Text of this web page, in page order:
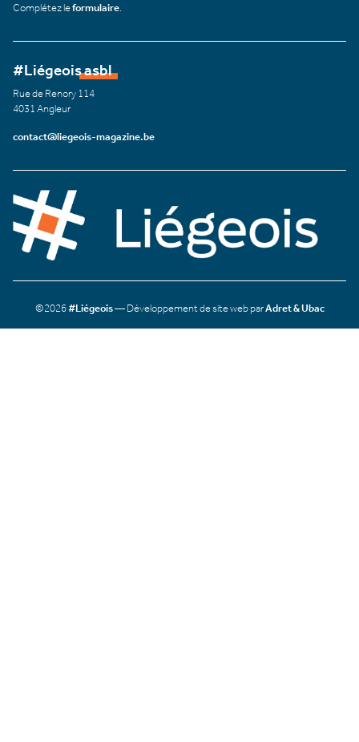
Complétez leformulaire
#Liégeois asbl
Rue de Renory 114
4031 Angleur
contact@liegeois-magazine.be
©2026#Liégeois— Développement de site web parAdret & Ubac